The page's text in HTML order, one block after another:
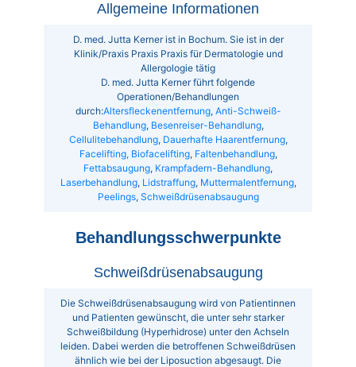
Allgemeine Informationen
D. med. Jutta Kerner ist in Bochum. Sie ist in der
Klinik/Praxis Praxis Praxis für Dermatologie und
Allergologie tätig
D. med. Jutta Kerner führt folgende
Operationen/Behandlungen
durch:Altersfleckenentfernung, Anti-Schweiß-
Behandlung, Besenreiser-Behandlung,
Cellulitebehandlung, Dauerhafte Haarentfernung,
Facelifting, Biofacelifting, Faltenbehandlung,
Fettabsaugung, Krampfadern-Behandlung,
Laserbehandlung, Lidstraffung, Muttermalentfernung,
Peelings, Schweißdrüsenabsaugung
Behandlungsschwerpunkte
Schweißdrüsenabsaugung
Die Schweißdrüsenabsaugung wird von Patientinnen
und Patienten gewünscht, die unter sehr starker
Schweißbildung (Hyperhidrose) unter den Achseln
leiden. Dabei werden die betroffenen Schweißdrüsen
ähnlich wie bei der Liposuction abgesaugt. Die